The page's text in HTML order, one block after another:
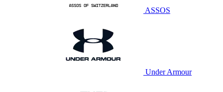
ASSOS
Under Armour